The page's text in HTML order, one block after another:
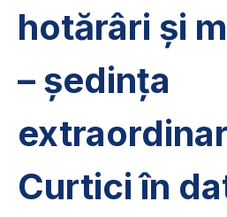
hotărâri și
– ședința
Curtici în